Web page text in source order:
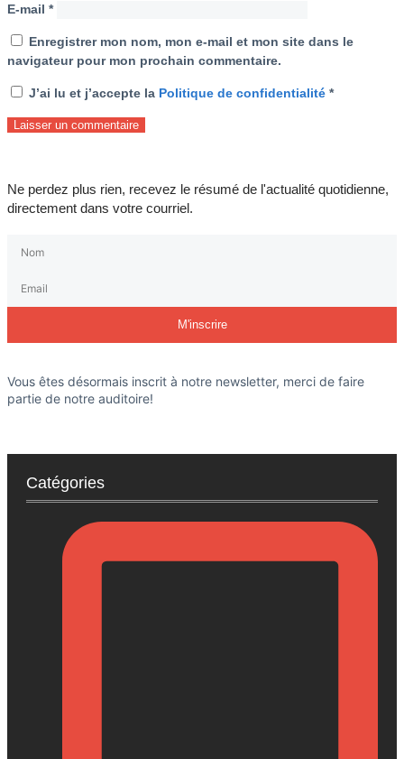
E-mail *
Enregistrer mon nom, mon e-mail et mon site dans le
navigateur pour mon prochain commentaire.
J’ai lu et j’accepte la Politique de confidentialité *
Ne perdez plus rien, recevez le résumé de l'actualité quotidienne,
directement dans votre courriel.
M'inscrire
Vous êtes désormais inscrit à notre newsletter, merci de faire
partie de notre auditoire!
Catégories